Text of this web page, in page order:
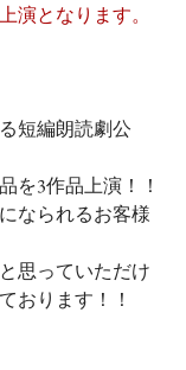
演となります。
短編朗読劇公
を3作品上演！！
なられるお客様
思っていただけ
おります！！